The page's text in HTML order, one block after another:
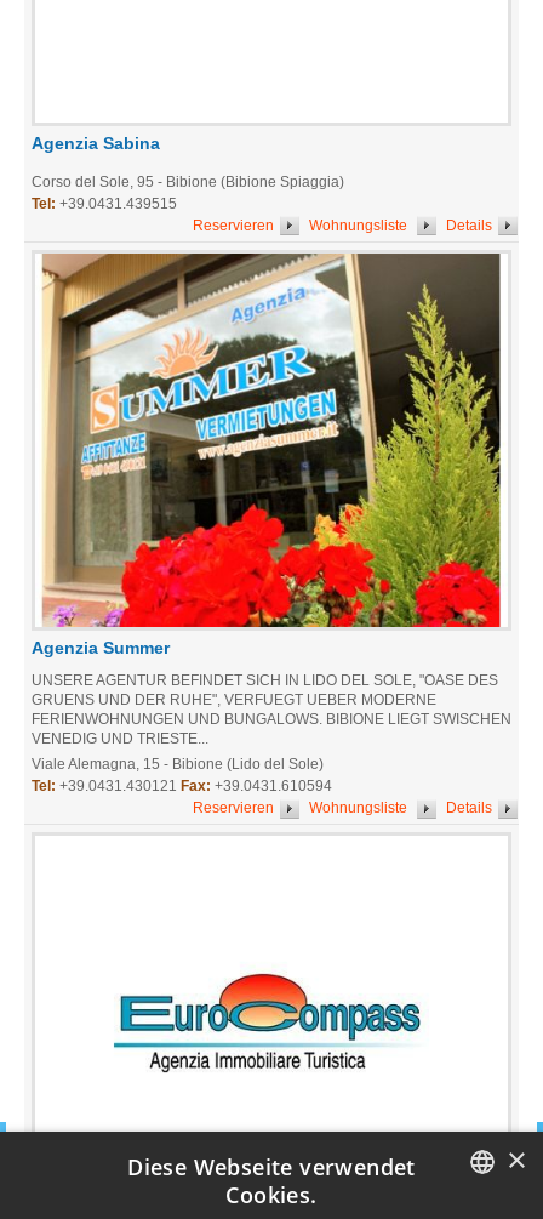
Agenzia Sabina
Corso del Sole, 95 - Bibione (Bibione Spiaggia)
Tel: +39.0431.439515
Details
Wohnungsliste
Reservieren
Agenzia Summer
UNSERE AGENTUR BEFINDET SICH IN LIDO DEL SOLE, "OASE DES
GRUENS UND DER RUHE", VERFUEGT UEBER MODERNE
FERIENWOHNUNGEN UND BUNGALOWS. BIBIONE LIEGT SWISCHEN
VENEDIG UND TRIESTE...
Viale Alemagna, 15 - Bibione (Lido del Sole)
Tel: +39.0431.430121 Fax: +39.0431.610594
Details
Wohnungsliste
Reservieren
×
Diese Webseite verwendet
Cookies.